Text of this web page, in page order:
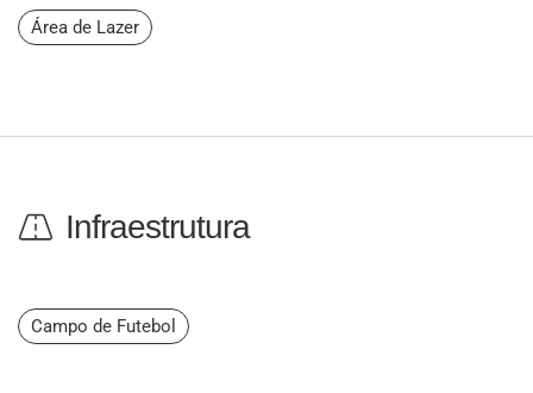
Área de Lazer
Infraestrutura
Campo de Futebol